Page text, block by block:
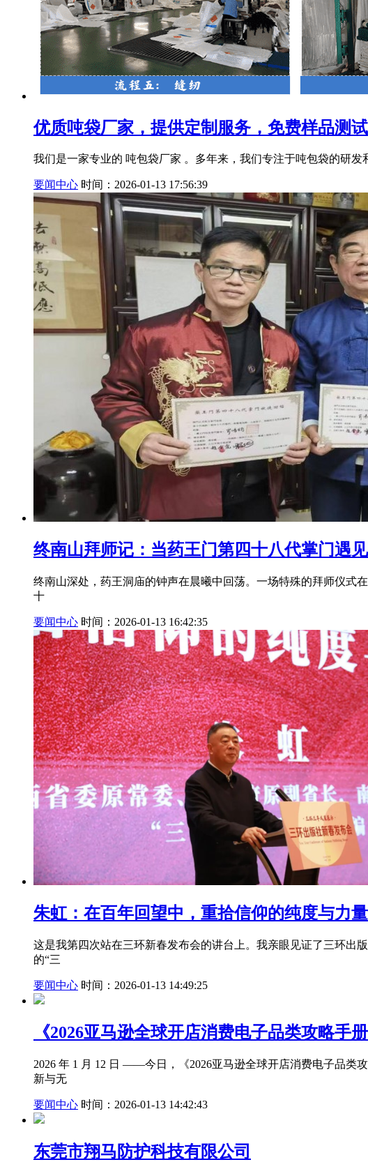
优质吨袋厂家，提供定制服务，免费样品测试
我们是一家专业的 吨包袋厂家 。多年来，我们专注于吨包袋的研
要闻中心 时间：2026-01-13 17:56:39
终南山拜师记：当药王门第四十八代掌门遇
终南山深处，药王洞庙的钟声在晨曦中回荡。一场特殊的拜师仪
十
要闻中心 时间：2026-01-13 16:42:35
朱虹：在百年回望中，重拾信仰的纯度与力量
这是我第四次站在三环新春发布会的讲台上。我亲眼见证了三环出
的“三
要闻中心 时间：2026-01-13 14:49:25
《2026亚马逊全球开店消费电子品类攻略手
2026 年 1 月 12 日 ——今日，《2026亚马逊全球开店消费电子品类
新与无
要闻中心 时间：2026-01-13 14:42:43
东莞市翔马防护科技有限公司